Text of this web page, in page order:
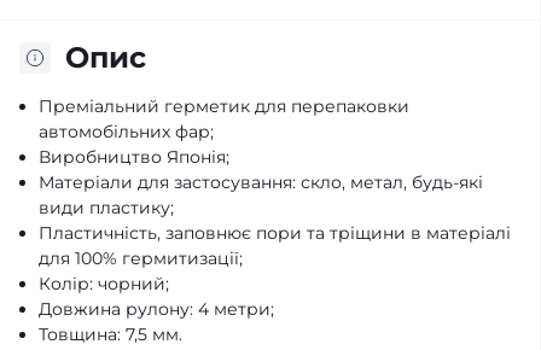
Опис
Преміальний герметик для перепаковки
автомобільних фар;
Виробництво Японія;
Матеріали для застосування: скло, метал, будь-які
види пластику;
Пластичність, заповнює пори та тріщини в матеріалі
для 100% гермитизації;
Колір: чорний;
Довжина рулону: 4 метри;
Товщина: 7,5 мм.